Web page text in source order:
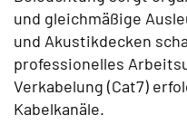
und gleichmäßige
und Akustikdecken
professionelles
Verkabelung (Cat7)
Kabelkanäle.